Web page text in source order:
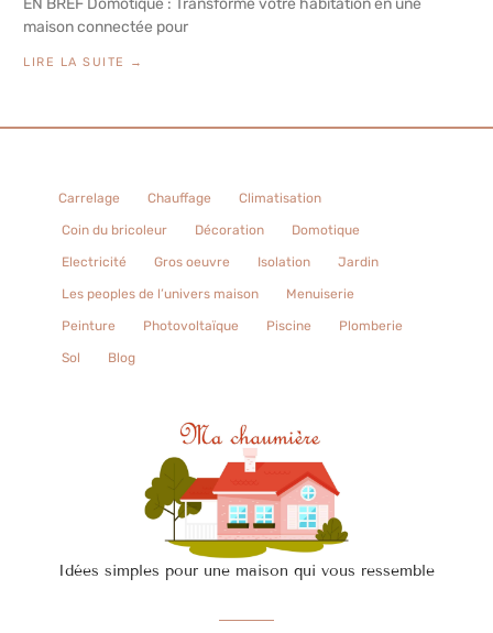
EN BREF Domotique : Transforme votre habitation en une
maison connectée pour
LIRE LA SUITE →
Idées simples pour une maison qui vous ressemble
Carrelage Chauffage Climatisation
Coin du bricoleur Décoration Domotique
Electricité Gros oeuvre Isolation Jardin
Les peoples de l’univers maison Menuiserie
Peinture Photovoltaïque Piscine Plomberie
Sol Blog